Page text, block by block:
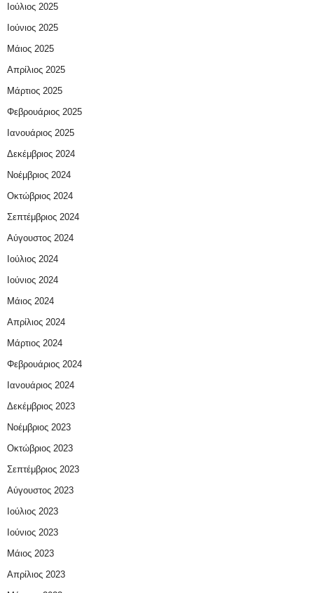
Ιούλιος 2025
Ιούνιος 2025
Μάιος 2025
Απρίλιος 2025
Μάρτιος 2025
Φεβρουάριος 2025
Ιανουάριος 2025
Δεκέμβριος 2024
Νοέμβριος 2024
Οκτώβριος 2024
Σεπτέμβριος 2024
Αύγουστος 2024
Ιούλιος 2024
Ιούνιος 2024
Μάιος 2024
Απρίλιος 2024
Μάρτιος 2024
Φεβρουάριος 2024
Ιανουάριος 2024
Δεκέμβριος 2023
Νοέμβριος 2023
Οκτώβριος 2023
Σεπτέμβριος 2023
Αύγουστος 2023
Ιούλιος 2023
Ιούνιος 2023
Μάιος 2023
Απρίλιος 2023